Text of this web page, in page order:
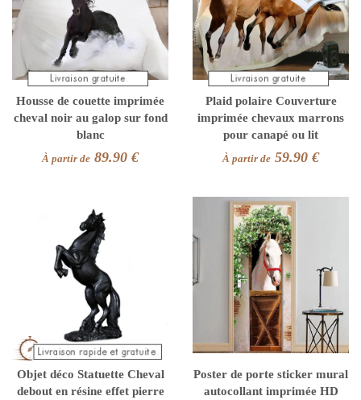
Housse de couette imprimée
cheval noir au galop sur fond
blanc
À partir de 89.90 €
Plaid polaire Couverture
imprimée chevaux marrons
pour canapé ou lit
À partir de 59.90 €
Objet déco Statuette Cheval
debout en résine effet pierre
Poster de porte sticker mural
autocollant imprimée HD